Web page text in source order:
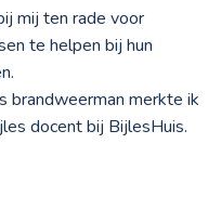
mij ten rade voor
te helpen bij hun
brandweerman merkte ik
docent bij BijlesHuis.